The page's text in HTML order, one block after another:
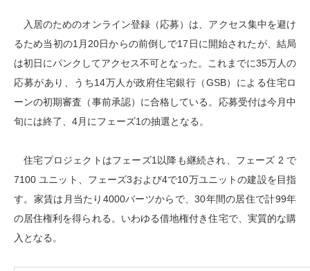
入居のためのオンライン登録（応募）は、アクセス集中を避け
るため当初の1月20日からの前倒しで17日に開始されたが、結局
は初日にパンクしてアクセス不可となった。これまでに35万人の
応募があり、うち14万人が政府住宅銀行（GSB）による住宅ロ
ーンの初期審査（事前承認）に合格している。応募受付は今月中
旬には終了、4月にフェーズ1の抽選となる。
住宅プロジェクトはフェーズ1以降も継続され、フェーズ 2 で
7100 ユニット、フェーズ3および4で10万ユニットの建設を目指
す。家賃は月当たり4000バーツからで、30年間の居住で計99年
の居住権利を得られる。いわゆる借地権付き住宅で、実質的な購
入となる。